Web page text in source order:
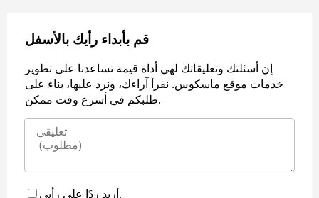
قم بأبداء رأيك بالأسفل
إن أسئلتك وتعليقاتك لهي أداة قيمة تساعدنا على تطوير
خدمات موقع ماسكوس. نقرأ آراءك، ونرد عليها، بناء على
طلبكم في أسرع وقت ممكن.
أريد ردًا على رأيي.